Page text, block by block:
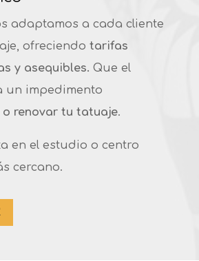
adaptamos a cada cliente
ofreciendo tarifas
y asequibles. Que el
un impedimento
o renovar tu tatuaje.
en el estudio o centro
cercano.